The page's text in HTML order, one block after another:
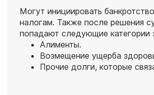
Могут инициировать
налогам. Также после решения
попадают следующие категории
Алименты.
Возмещение ущерба
Прочие долги, которые